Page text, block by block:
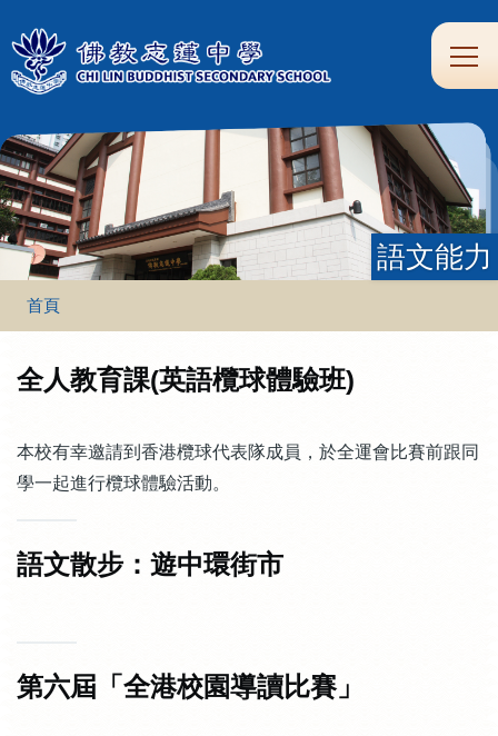
Main
生
涯
劃
家
校
作
校
友
圖
書
園
道
語文能力
導
航
連
首頁
全人教育課(英語欖球體驗班)
本校有幸邀請到香港欖球代表隊成員，於全運會比賽前跟同
學一起進行欖球體驗活動。
語文散步：遊中環街市
第六屆「全港校園導讀比賽」